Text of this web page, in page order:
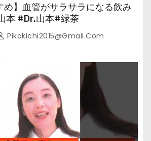
め】血管がサラサラになる飲み
本 #Dr.山本#緑茶
Pikakichi2015@gmail.com